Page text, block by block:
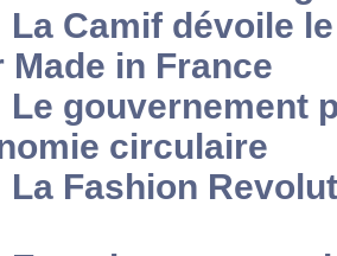
La Camif dévoile
Made in France
Le gouvernement
circulaire
La Fashion